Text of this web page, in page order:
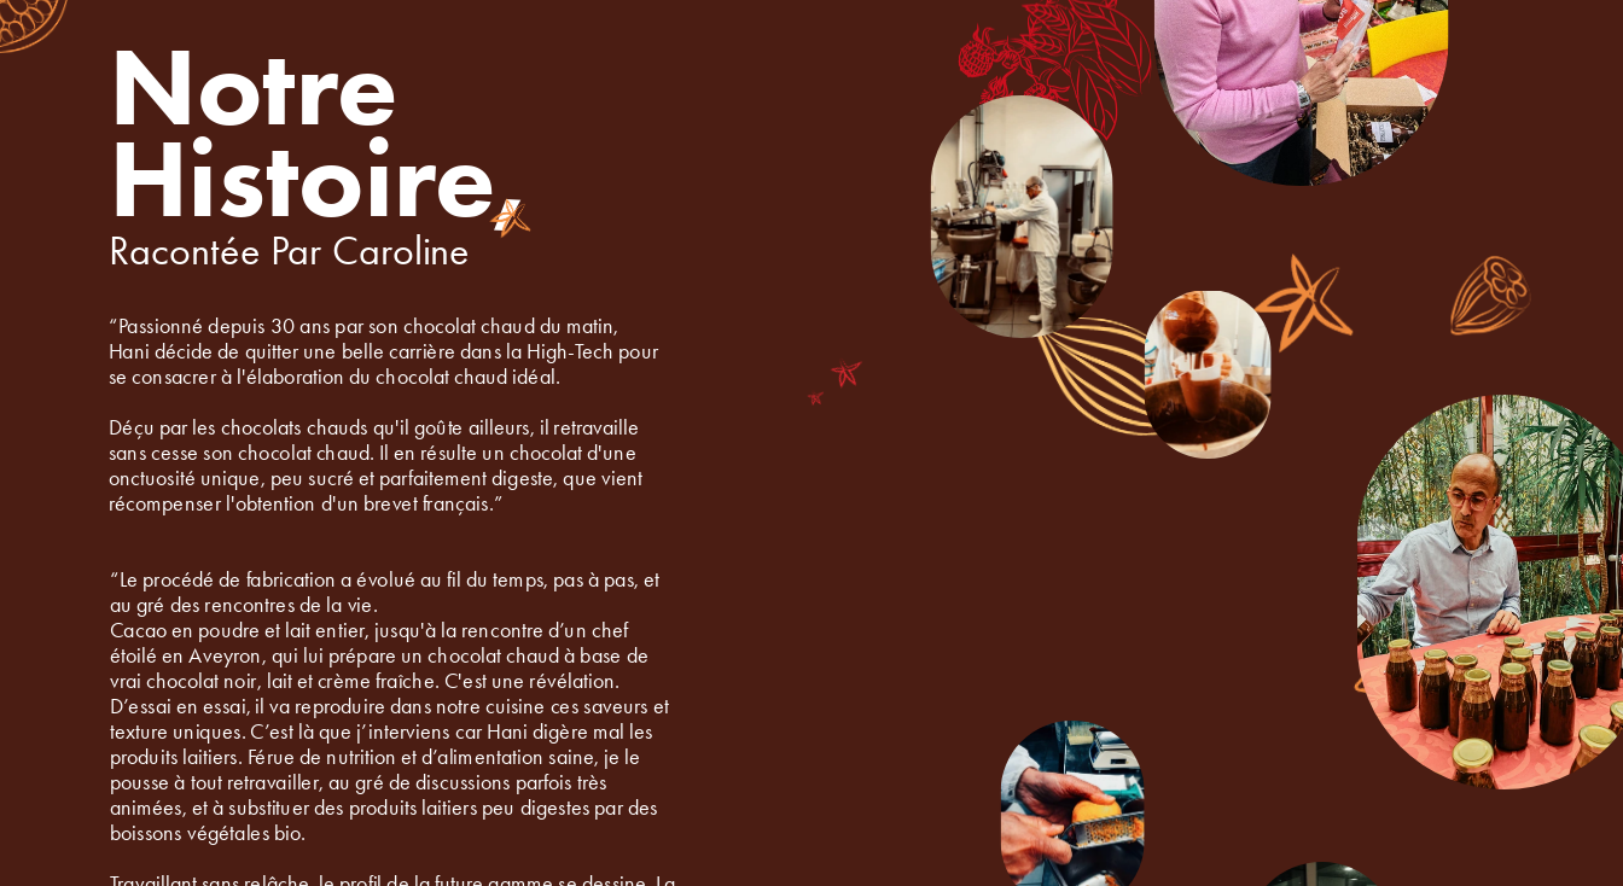
Intenses.
Végétaux.
L'ESPRESSO DE CHOCOLAT INTENSE.
L'INTENSITÉ DU CACAO.
DANS UN CHOCOLAT CHAUD VÉGÉTAL.
PRÊT À L'EMPLOI.
FORTE TENEUR EN CHOCOLAT NOIR.
SANS SUCRES AJOUTÉS.
Notre
Histoire,
Racontée Par Caroline
“Passionné depuis 30 ans par son chocolat chaud du matin,
Hani décide de quitter une belle carrière dans la High-Tech pour
se consacrer à l'élaboration du chocolat chaud idéal.
Déçu par les chocolats chauds qu'il goûte ailleurs, il retravaille
sans cesse son chocolat chaud. Il en résulte un chocolat d'une
onctuosité unique, peu sucré et parfaitement digeste, que vient
récompenser l'obtention d'un brevet français.”
“Le procédé de fabrication a évolué au fil du temps, pas à pas, et
au gré des rencontres de la vie.
Cacao en poudre et lait entier, jusqu'à la rencontre d’un chef
étoilé en Aveyron, qui lui prépare un chocolat chaud à base de
D’essai en essai, il va reproduire dans notre cuisine ces saveurs et
texture uniques. C’est là que j’interviens car Hani digère mal les
produits laitiers. Férue de nutrition et d’alimentation saine, je le
pousse à tout retravailler, au gré de discussions parfois très
animées, et à substituer des produits laitiers peu digestes par des
boissons végétales bio.